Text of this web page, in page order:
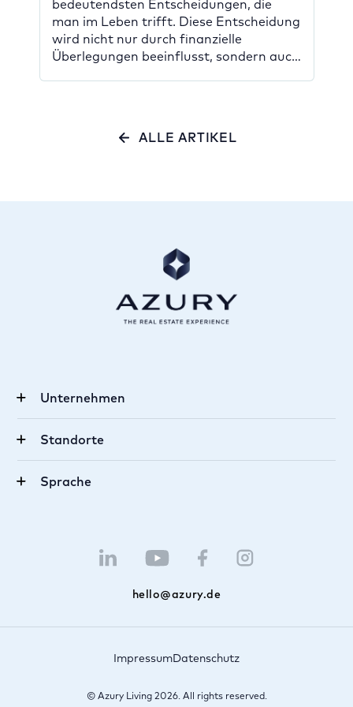
bedeutendsten Entscheidungen, die
man im Leben trifft. Diese Entscheidung
wird nicht nur durch finanzielle
Überlegungen beeinflusst, sondern auch
Beide haben ihre spezifischen Vor- und
ALLE ARTIKEL
Unternehmen
FAQ
Newsletter
Standorte
Saarbrücken
Sprache
hello@azury.de
ImpressumDatenschutz
© Azury Living 2026. All rights reserved.